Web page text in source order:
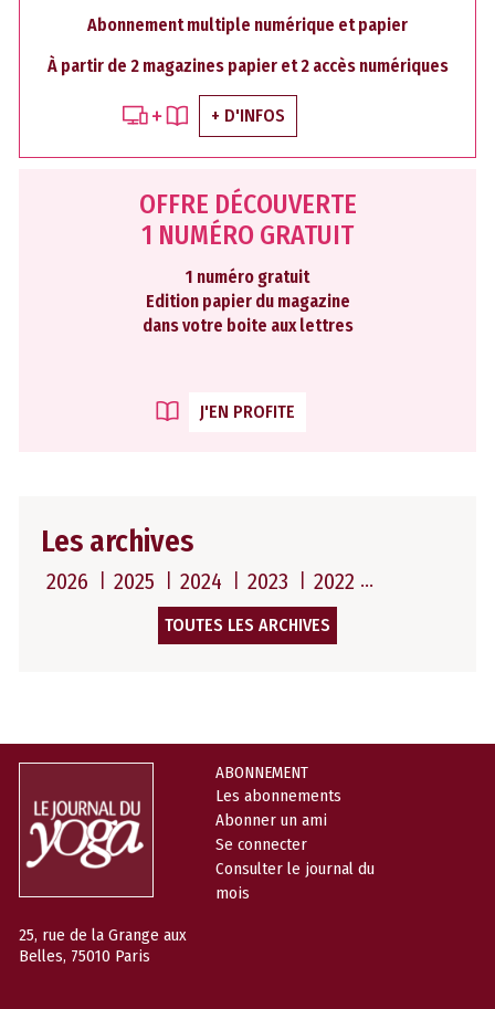
Abonnement multiple numérique et papier
À partir de 2 magazines papier et 2 accès numériques
+ D'INFOS
OFFRE DÉCOUVERTE
1 NUMÉRO GRATUIT
1 numéro gratuit
Edition papier du magazine
dans votre boite aux lettres
J'EN PROFITE
Les archives
2026 2025 2024 2023 2022
TOUTES LES ARCHIVES
25, rue de la Grange aux
Belles, 75010 Paris
ABONNEMENT
Les abonnements
Abonner un ami
Se connecter
Consulter le journal du
mois